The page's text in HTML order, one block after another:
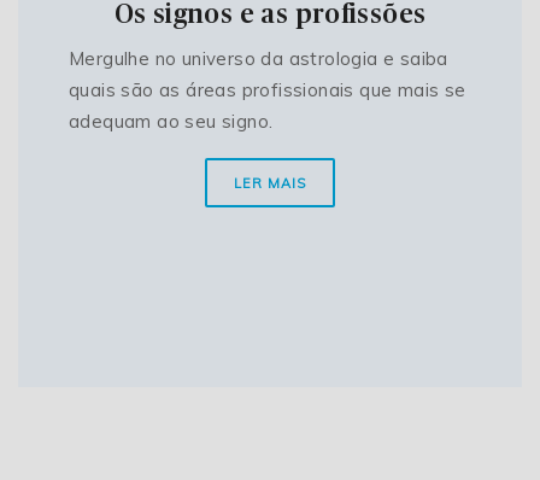
Os signos e as profissões
Mergulhe no universo da astrologia e saiba
quais são as áreas profissionais que mais se
adequam ao seu signo.
LER MAIS